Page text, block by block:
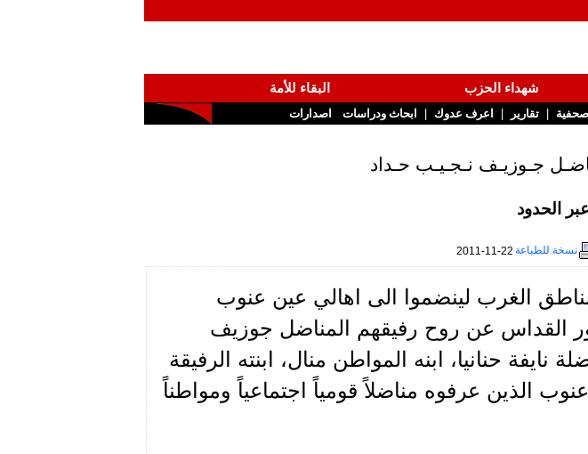
شهداء الحزب
البقاء للأمة
| تقارير | اعرف عدوك | ابحاث ودراسات اصدارات
جـوزيـف نـجـيـب حـداد
الحدود
نسخة للطباعة 2011-11-22
الغرب لينضموا الى اهالي عين عنوب
القداس عن روح رفيقهم المناضل جوزيف
حنانيا، ابنه المواطن منال، ابنته الرفيقة
الذين عرفوه مناضلاً قومياً اجتماعياً ومواطناً